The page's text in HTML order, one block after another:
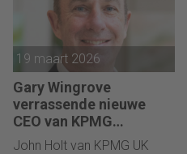
19 maart 2026
Gary Wingrove
verrassende nieuwe
CEO van KPMG
International
John Holt van KPMG UK